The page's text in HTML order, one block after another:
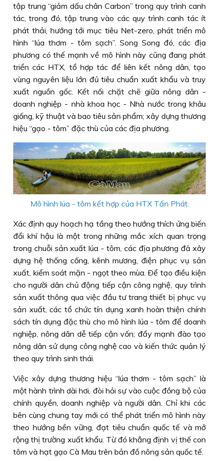
tập trung “giảm dấu chân Carbon” trong quy trình canh
tác, trong đó, tập trung vào các quy trình canh tác ít
phát thải, hướng tới mục tiêu Net-zero, phát triển mô
hình “lúa thơm - tôm sạch”. Song Song đó, các địa
phương có thế mạnh về mô hình này cũng đang phát
triển các HTX, tổ hợp tác để liên kết nông dân, tạo
vùng nguyên liệu lớn đủ tiêu chuẩn xuất khẩu và truy
xuất nguồn gốc. Kết nối chặt chẽ giữa nông dân -
doanh nghiệp - nhà khoa học - Nhà nước trong khâu
giống, kỹ thuật và bao tiêu sản phẩm; xây dựng thương
hiệu “gạo - tôm” đặc thù của các địa phương.
Mô hình lúa - tôm kết hợp của HTX Tấn Phát.
Xác định quy hoạch hạ tầng theo hướng thích ứng biến
đổi khí hậu là một trong những mắc xích quan trọng
trong chuỗi sản xuất lúa - tôm, các địa phương đã xây
dựng hệ thống cống, kênh mương, điện phục vụ sản
xuất, kiểm soát mặn - ngọt theo mùa. Ðể tạo điều kiện
cho người dân chủ động tiếp cận công nghệ, quy trình
sản xuất thông qua việc đầu tư trang thiết bị phục vụ
sản xuất, các tổ chức tín dụng xanh hoàn thiện chính
sách tín dụng đặc thù cho mô hình lúa - tôm để doanh
nghiệp, nông dân dễ tiếp cận vốn; đẩy mạnh đào tạo
nông dân sử dụng công nghệ cao và kiến thức quản lý
theo quy trình sinh thái.
Việc xây dựng thương hiệu “lúa thơm - tôm sạch” là
một hành trình dài hơi, đòi hỏi sự vào cuộc đồng bộ của
chính quyền, doanh nghiệp và người dân. Chỉ khi các
bên cùng chung tay mới có thể phát triển mô hình này
theo hướng bền vững, đạt tiêu chuẩn quốc tế và mở
rộng thị trường xuất khẩu. Từ đó khẳng định vị thế con
tôm và hạt gạo Cà Mau trên bản đồ nông sản quốc tế.